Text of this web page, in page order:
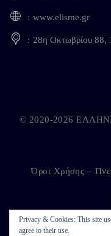
www.elisme.gr
28η Οκτωβρίου 88,
Privacy & Cookies: This site
agree to their use.
© 2020-2026
Όροι Χρήσης –